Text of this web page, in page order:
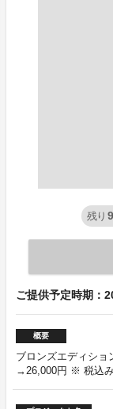
残り
ご提供予定時期：
概要
ブロンズエディショ
→26,000円 ※ 税込